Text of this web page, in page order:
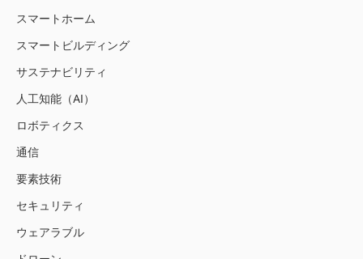
スマートホーム
スマートビルディング
サステナビリティ
人工知能（AI）
ロボティクス
通信
要素技術
セキュリティ
ウェアラブル